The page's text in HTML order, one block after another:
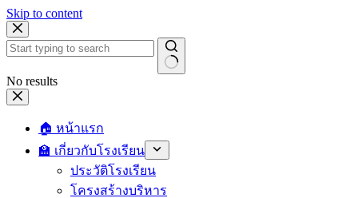
Skip to content
No results
🏠 หน้าแรก
🏫 เกี่ยวกับโรงเรียน
ประวัติโรงเรียน
โครงสร้างบริหาร